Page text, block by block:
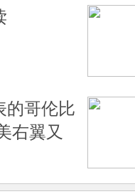
的哥伦比
右翼又